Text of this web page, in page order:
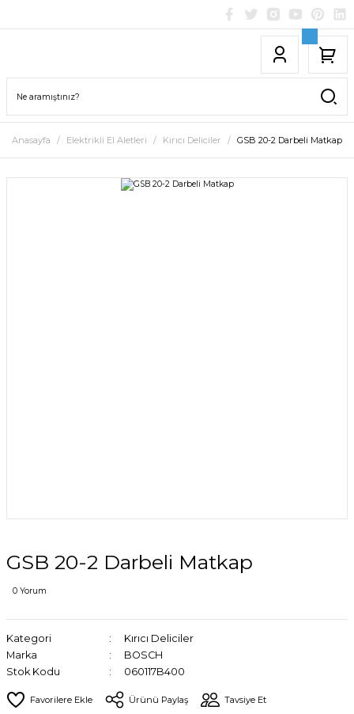
Anasayfa Elektrikli El Aletleri Kırıcı Deliciler GSB 20-2 Darbeli Matkap
GSB 20-2 Darbeli Matkap
0 Yorum
Kategori
Kırıcı Deliciler
Marka
BOSCH
Stok Kodu
060117B400
Ürünü Paylaş Tavsiye Et